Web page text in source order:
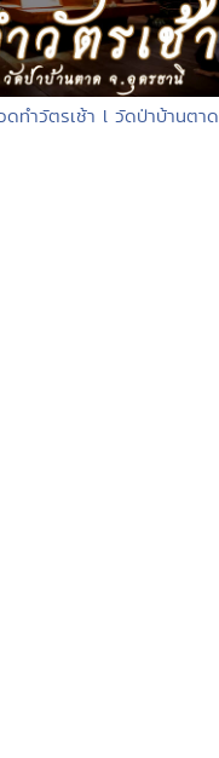
ดทำวัตรเช้า l วัดป่าบ้านตาด